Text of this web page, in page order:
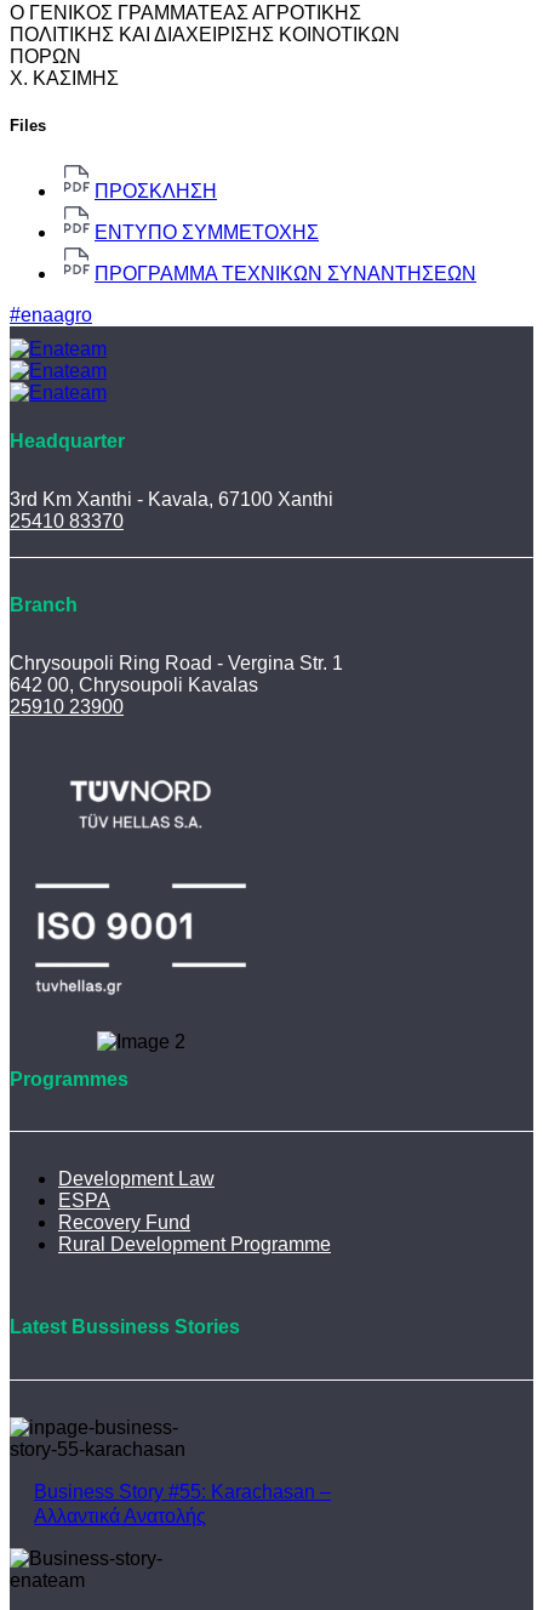
Ο ΓΕΝΙΚΟΣ ΓΡΑΜΜΑΤΕΑΣ ΑΓΡΟΤΙΚΗΣ
ΠΟΛΙΤΙΚΗΣ ΚΑΙ ΔΙΑΧΕΙΡΙΣΗΣ ΚΟΙΝΟΤΙΚΩΝ
ΠΟΡΩΝ
Χ. ΚΑΣΙΜΗΣ
Files
ΠΡΟΣΚΛΗΣΗ
ΕΝΤΥΠΟ ΣΥΜΜΕΤΟΧΗΣ
ΠΡΟΓΡΑΜΜΑ ΤΕΧΝΙΚΩΝ ΣΥΝΑΝΤΗΣΕΩΝ
#enaagro
Headquarter
3rd Km Xanthi - Kavala, 67100 Xanthi
25410 83370
Branch
Chrysoupoli Ring Road - Vergina Str. 1
642 00, Chrysoupoli Kavalas
25910 23900
Programmes
Development Law
ESPA
Recovery Fund
Rural Development Programme
Latest Bussiness Stories
Business Story #55: Karachasan –
Αλλαντικά Ανατολής